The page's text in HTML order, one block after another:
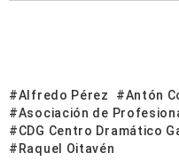
Alfredo Pérez
Antón
Asociación de
CDG Centro Dramático
Raquel Oitavén